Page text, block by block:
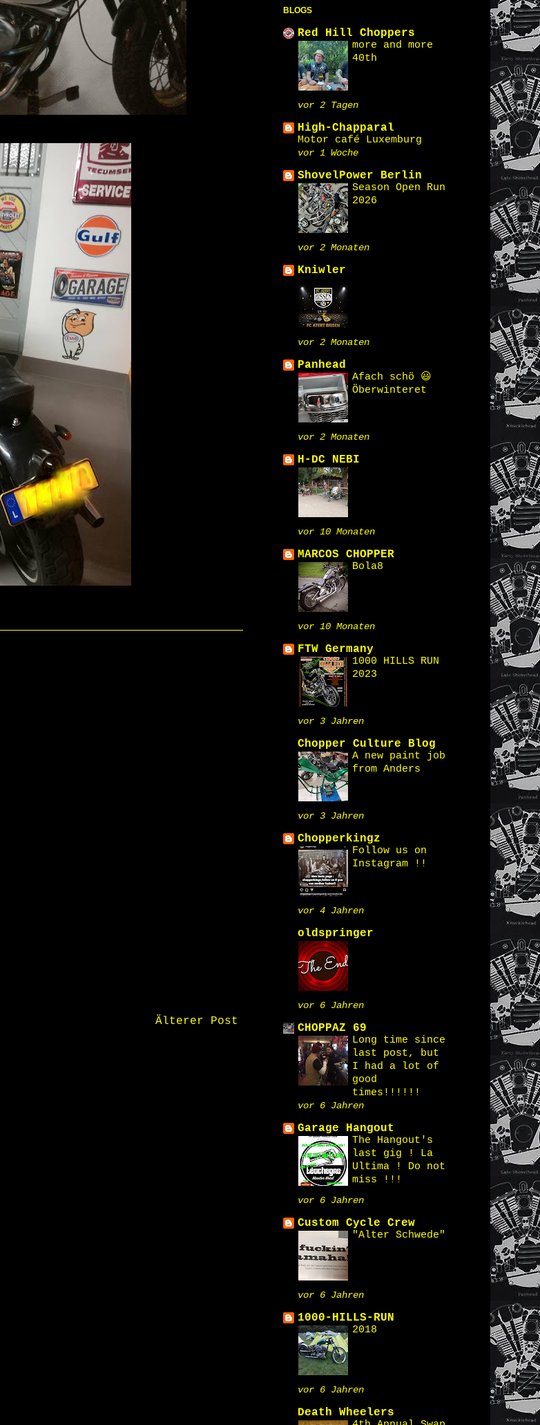
Älterer Post
BLOGS
Red Hill Choppers
more and more
40th
vor 2 Tagen
High-Chapparal
Motor café Luxemburg
vor 1 Woche
ShovelPower Berlin
Season Open Run
2026
vor 2 Monaten
Kniwler
vor 2 Monaten
Panhead
Afach schö 😃
Öberwinteret
vor 2 Monaten
H-DC NEBI
vor 10 Monaten
MARCOS CHOPPER
Bola8
vor 10 Monaten
FTW Germany
1000 HILLS RUN
2023
vor 3 Jahren
Chopper Culture Blog
A new paint job
from Anders
vor 3 Jahren
Chopperkingz
Follow us on
Instagram !!
vor 4 Jahren
oldspringer
vor 6 Jahren
CHOPPAZ 69
Long time since
last post, but
I had a lot of
good
times!!!!!!
vor 6 Jahren
Garage Hangout
The Hangout's
last gig ! La
Ultima ! Do not
miss !!!
vor 6 Jahren
Custom Cycle Crew
"Alter Schwede"
vor 6 Jahren
1000-HILLS-RUN
2018
vor 6 Jahren
Death Wheelers